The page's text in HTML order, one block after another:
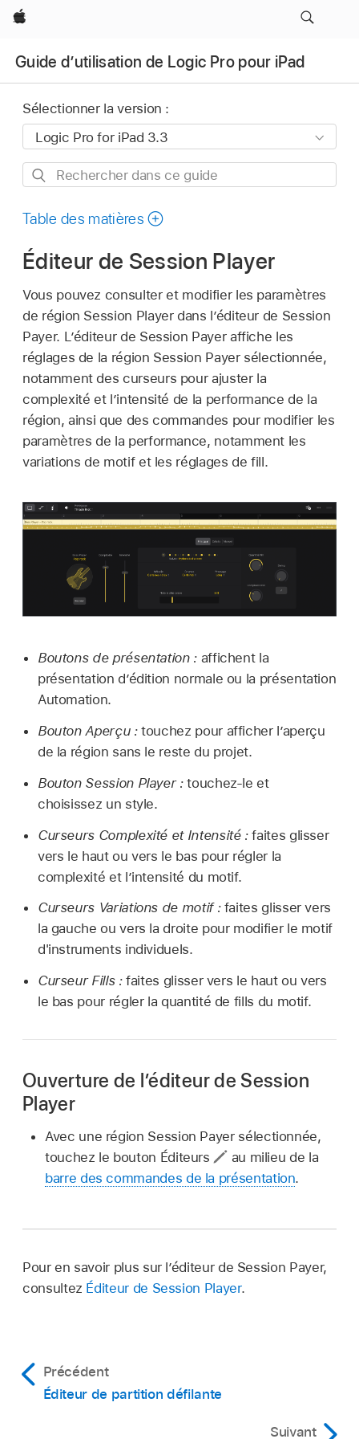
Apple
Guide d’utilisation de Logic Pro pour iPad
Sélectionner la version :
Rechercher
ce
Table des matières
Éditeur de Session Player
Vous pouvez consulter et modifier les paramètres
de région Session Player dans l’éditeur de Session
Payer. L’éditeur de Session Payer affiche les
réglages de la région Session Payer sélectionnée,
notamment des curseurs pour ajuster la
complexité et l’intensité de la performance de la
région, ainsi que des commandes pour modifier les
paramètres de la performance, notamment les
variations de motif et les réglages de fill.
Boutons de présentation :affichent la
présentation d’édition normale ou la présentation
Automation.
Bouton Aperçu :touchez pour afficher l’aperçu
de la région sans le reste du projet.
Bouton Session Player :touchez-le et
choisissez un style.
Curseurs Complexité et Intensité :faites glisser
vers le haut ou vers le bas pour régler la
complexité et l’intensité du motif.
Curseurs Variations de motif :faites glisser vers
la gauche ou vers la droite pour modifier le motif
d'instruments individuels.
Curseur Fills :faites glisser vers le haut ou vers
le bas pour régler la quantité de fills du motif.
Ouverture de l’éditeur de Session
Player
Avec une région Session Payer sélectionnée,
touchez le bouton Éditeurs
au milieu de la
barre des commandes de la présentation.
Pour en savoir plus sur l’éditeur de Session Payer,
consultez Éditeur de Session Player.
Précédent
Éditeur de partition défilante
Suivant